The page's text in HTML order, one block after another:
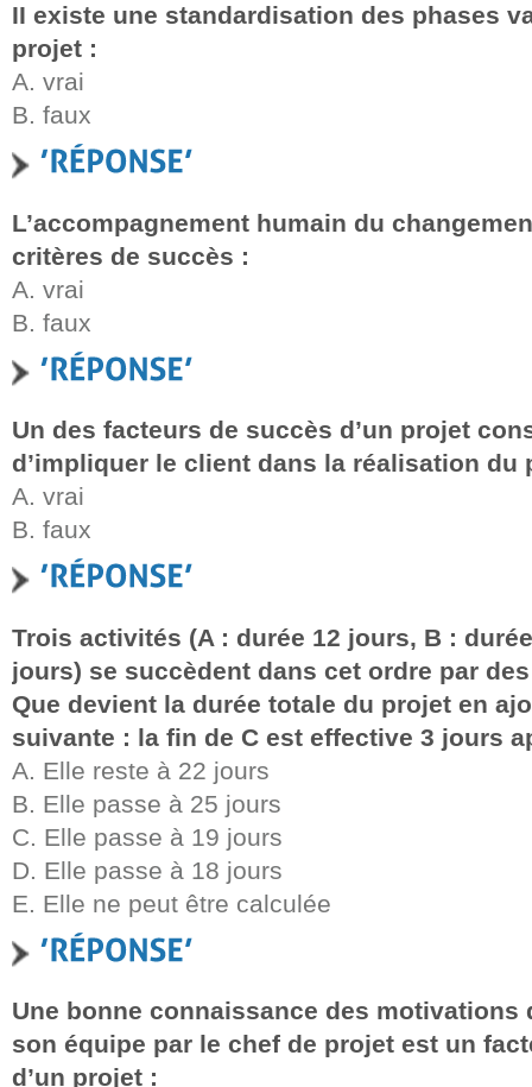
II existe une standardisation des phases
projet :
A. vrai
B. faux
L’accompagnement humain du
critères de succès :
A. vrai
B. faux
Un des facteurs de succès d’un projet
d’impliquer le client dans la réalisation du
A. vrai
B. faux
Trois activités (A : durée 12 jours, B :
jours) se succèdent dans cet ordre par
Que devient la durée totale du projet en
suivante : la fin de C est effective 3 jours
A. Elle reste à 22 jours
B. Elle passe à 25 jours
C. Elle passe à 19 jours
D. Elle passe à 18 jours
E. Elle ne peut être calculée
Une bonne connaissance des motivations
son équipe par le chef de projet est un
d’un projet :